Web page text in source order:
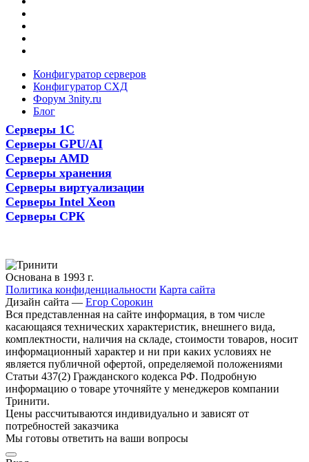
Конфигуратор серверов
Конфигуратор СХД
Форум 3nity.ru
Блог
Серверы 1С
Серверы GPU/AI
Серверы AMD
Серверы хранения
Серверы виртуализации
Серверы Intel Xeon
Серверы СРК
Основана в 1993 г.
Политика конфиденциальности Карта сайта
Дизайн сайта — Егор Сорокин
Вся представленная на сайте информация, в том числе
касающаяся технических характеристик, внешнего вида,
комплектности, наличия на складе, стоимости товаров, носит
информационный характер и ни при каких условиях не
является публичной офертой, определяемой положениями
Статьи 437(2) Гражданского кодекса РФ. Подробную
информацию о товаре уточняйте у менеджеров компании
Тринити.
Цены рассчитываются индивидуально и зависят от
потребностей заказчика
Мы готовы ответить на ваши вопросы